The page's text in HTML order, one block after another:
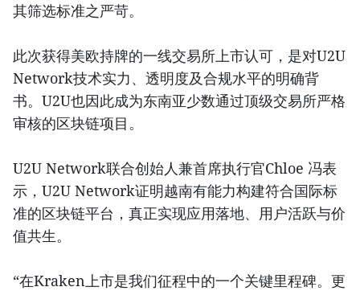
其筛选标准之严苛。
此次获得美欧持牌的一线交易所上市认可，是对U2U
Network技术实力、透明度及合规水平的明确背
书。U2U也因此成为东南亚少数通过顶级交易所严格
审核的区块链项目。
U2U Network联合创始人兼首席执行官Chloe 冯表
示，U2U Network证明越南有能力构建符合国际标
准的区块链平台，真正实现应用落地、用户活跃与价
值共生。
“在Kraken上市是我们征程中的一个关键里程碑。更